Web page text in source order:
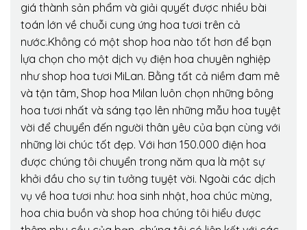
giá thành sản phẩm và giải quyết được nhiều bài
toán lớn về chuỗi cung ứng hoa tươi trên cả
nước.Không có một shop hoa nào tốt hơn để bạn
lựa chọn cho một dịch vụ điện hoa chuyên nghiệp
như shop hoa tươi MiLan. Bằng tất cả niềm đam mê
và tận tâm, Shop hoa Milan luôn chọn những bông
hoa tươi nhất và sáng tạo lên những mẫu hoa tuyệt
vời để chuyển đến người thân yêu của bạn cùng với
những lời chúc tốt đẹp. Với hơn 150.000 điện hoa
được chúng tôi chuyển trong năm qua là một sự
khởi đầu cho sự tin tưởng tuyệt vời. Ngoài các dịch
vụ về hoa tươi như: hoa sinh nhật, hoa chúc mừng,
hoa chia buồn và shop hoa chúng tôi hiểu được